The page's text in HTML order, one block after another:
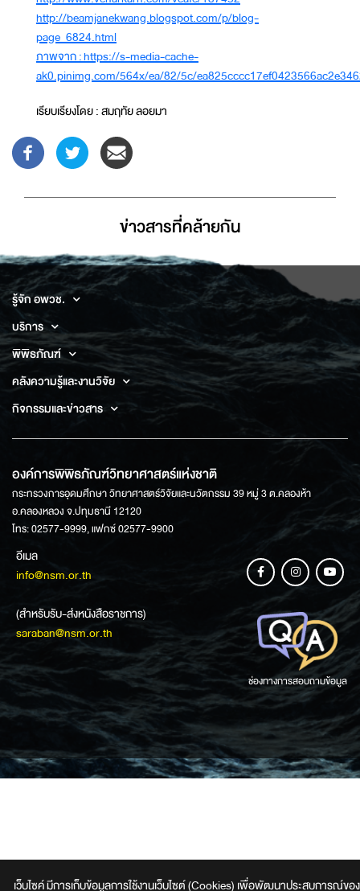
http://beamjanekwang.blogspot.com/p/blog-
page_6824.html
ภาพจาก :https://s-media-cache-
ak0.pinimg.com/564x/ea/82/5c/
เรียบเรียงโดย : สมฤทัย ลอยมา
ข่าวสารที่่คล้ายกัน
รู้จัก อพวช.
บริการ
พิพิธภัณฑ์
คลังความรู้และงานวิจัย
กิจกรรมและข่าวสาร
องค์การพิพิธภัณฑ์วิทยาศาสตร์แห่งชาติ
กระทรวงการอุดมศึกษา วิทยาศาสตร์วิจัยและนวัตกรรม 39 หมู่ 3 ต.คลองห้า
อ.คลองหลวง จ.ปทุมธานี 12120
โทร: 02577-9999, แฟกซ์ 02577-9900
อีเมล
info@nsm.or.th
(สำหรับรับ-ส่งหนังสือราชการ)
saraban@nsm.or.th
ช่องทางการสอบถามข้อมูล
เว็บไซค์ มีการเก็บข้อมูลการใช้งานเว็บไซต์ (Cookies) เพื่อพัฒนาประสบการณ์ขอ